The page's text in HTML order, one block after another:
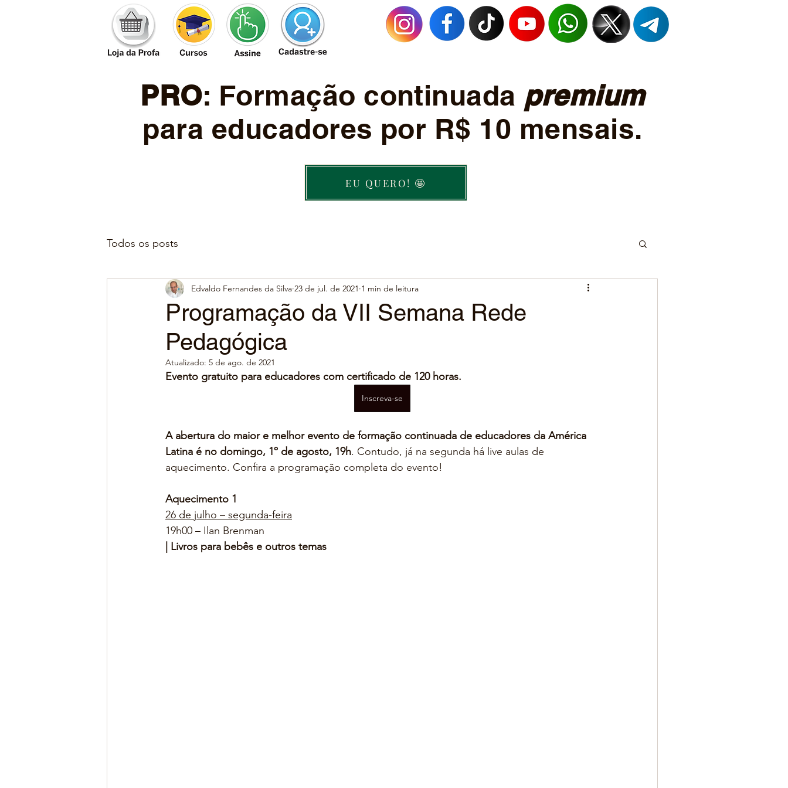
PRO: Formação continuada premium
para educadores por R$ 10 mensais.
EU QUERO! 🤩
Todos os posts
Programação da VII Semana Rede
Pedagógica
Edvaldo Fernandes da Silva 23 de jul. de 2021 1 min de leitura
Atualizado: 5 de ago. de 2021
Evento gratuito para educadores com certificado de 120 horas.
Inscreva-se
A abertura do maior e melhor evento de formação continuada de educadores da América
Latina é no domingo, 1º de agosto, 19h. Contudo, já na segunda há live aulas de
aquecimento. Confira a programação completa do evento!
Aquecimento 1
26 de julho – segunda-feira
19h00 – Ilan Brenman
| Livros para bebês e outros temas